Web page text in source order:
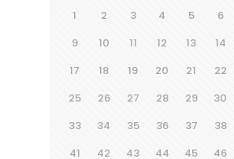
1 2 3 4 5 6
9
10 11 12 13 14
17
18 19 20 21 22
25
26 27 28 29 30
33
34 35 36 37 38
41
42 43 44 45 46